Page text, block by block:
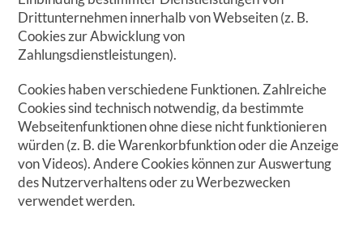
Drittunternehmen innerhalb von Webseiten (z. B.
Cookies zur Abwicklung von
Zahlungsdienstleistungen).
Cookies haben verschiedene Funktionen. Zahlreiche
Cookies sind technisch notwendig, da bestimmte
Webseitenfunktionen ohne diese nicht funktionieren
würden (z. B. die Warenkorbfunktion oder die Anzeige
von Videos). Andere Cookies können zur Auswertung
des Nutzerverhaltens oder zu Werbezwecken
verwendet werden.